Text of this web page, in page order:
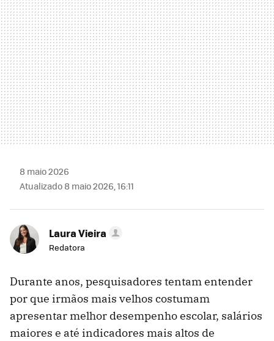
8 maio 2026
Atualizado 8 maio 2026, 16:11
Laura Vieira
Redatora
Durante anos, pesquisadores tentam entender
por que irmãos mais velhos costumam
apresentar melhor desempenho escolar, salários
maiores e até indicadores mais altos de